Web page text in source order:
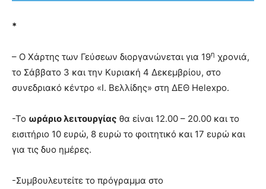
*
– Ο Χάρτης των Γεύσεων διοργανώνεται για 19η χρονιά,
το Σάββατο 3 και την Κυριακή 4 Δεκεμβρίου, στο
συνεδριακό κέντρο «Ι. Βελλίδης» στη ΔΕΘ Helexpo.
-Το ωράριο λειτουργίας θα είναι 12.00 – 20.00 και το
εισιτήριο 10 ευρώ, 8 ευρώ το φοιτητικό και 17 ευρώ και
για τις δυο ημέρες.
-Συμβουλευτείτε το πρόγραμμα στο